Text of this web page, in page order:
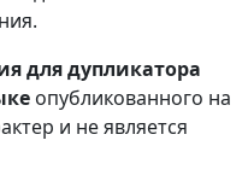
для дупликатора
опубликованного на
и не является